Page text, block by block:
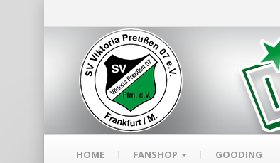
HOME FANSHOP GOODING